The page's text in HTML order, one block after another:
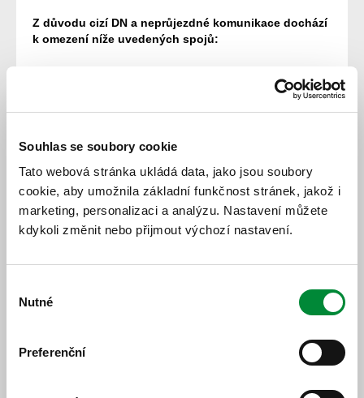
Souhlas se soubory cookie
Tato webová stránka ukládá data, jako jsou soubory
cookie, aby umožnila základní funkčnost stránek, jakož i
marketing, personalizaci a analýzu. Nastavení můžete
kdykoli změnit nebo přijmout výchozí nastavení.
souhlasu
Nutné
Preferenční
Z důvodu cizí DN a neprůjezdné komunikace dochází
k omezení níže uvedených spojů:
(17:18) neobslouží zastávky v úseku: Malý Bor,Hliněný
Újezd - Rabí,Bojanovice.
952/15 Sušice,,nábřeží (16:47) - Horažďovice,,žel.st.
(17:14) neobslouží zastávky v úseku: Malý Bor,Malé
Hydčice,rozc.1.0. - Horažďovice,Nový Dvůr,rozc.0.2.
952/17 Sušice,,nábřeží (17:47) - Horažďovice,,žel.st.
(18:14) neobslouží zastávky v úseku: Malý Bor,Malé
952/16 Horažďovice,,žel.st. (17:45) - Sušice,,nábřeží
úseku: Horažďovice,Nový Dvůr,rozc.0.2 -